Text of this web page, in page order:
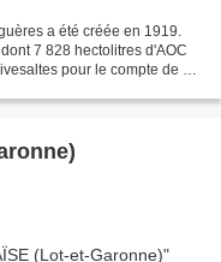
a été créée en 1919.
7 828 hectolitres d'AOC
pour le compte de 90